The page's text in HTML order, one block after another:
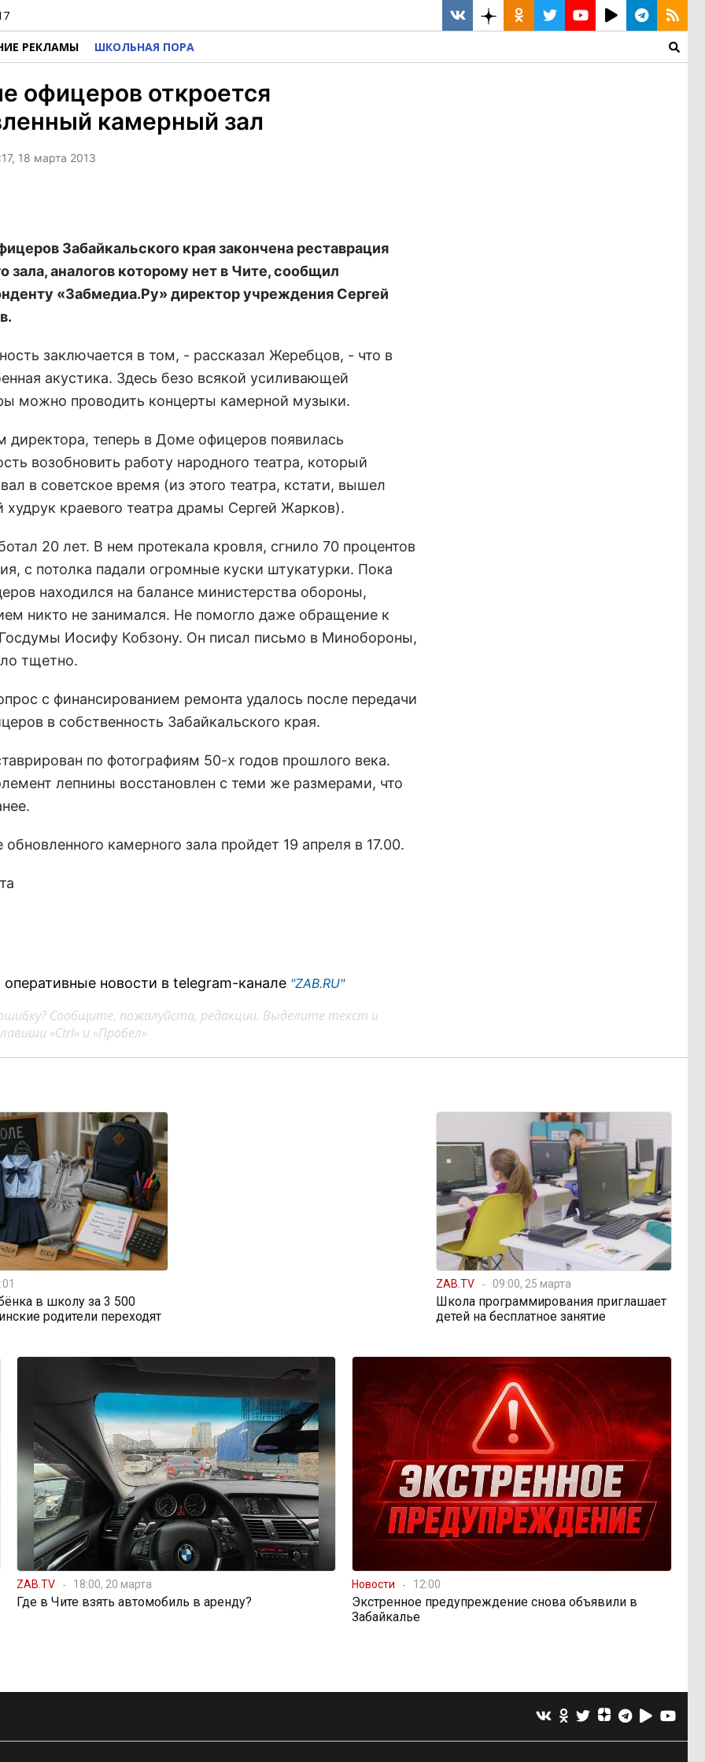
РЕКЛАМЫ ШКОЛЬНАЯ ПОРА
офицеров откроется
камерный зал
18 марта 2013
Забайкальского края закончена реставрация
зала, аналогов которому нет в Чите, сообщил
«Забмедиа.Ру» директор учреждения Сергей
заключается в том, - рассказал Жеребцов, - что в
акустика. Здесь безо всякой усиливающей
можно проводить концерты камерной музыки.
директора, теперь в Доме офицеров появилась
возобновить работу народного театра, который
в советское время (из этого театра, кстати, вышел
краевого театра драмы Сергей Жарков).
20 лет. В нем протекала кровля, сгнило 70 процентов
с потолка падали огромные куски штукатурки. Пока
находился на балансе министерства обороны,
никто не занимался. Не помогло даже обращение к
Госдумы Иосифу Кобзону. Он писал письмо в Минобороны,
тщетно.
с финансированием ремонта удалось после передачи
в собственность Забайкальского края.
по фотографиям 50-х годов прошлого века.
лепнины восстановлен с теми же размерами, что
камерного зала пройдет 19 апреля в 17.00.
новости в telegram-канале "ZAB.RU"
Сообщите, пожалуйста, редакции. Выделите текст и
«Ctrl» и «Пробел»
в школу за 3 500
родители переходят
ZAB.TV 09:00, 25 марта
Школа программирования приглашает
детей на бесплатное занятие
ZAB.TV 18:00, 20 марта
Где в Чите взять автомобиль в аренду?
Новости 12:00
Экстренное предупреждение снова объявили в
Забайкалье